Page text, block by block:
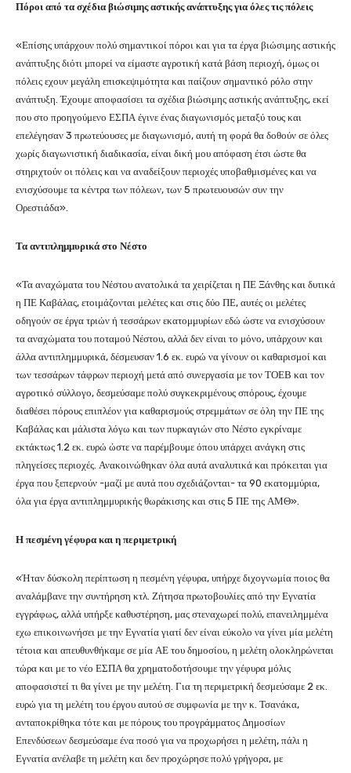
Πόροι από τα σχέδια βιώσιμης αστικής ανάπτυξης για όλες τις πόλεις
«Επίσης υπάρχουν πολύ σημαντικοί πόροι και για τα έργα βιώσιμης αστικής
ανάπτυξης διότι μπορεί να είμαστε αγροτική κατά βάση περιοχή, όμως οι
πόλεις εχουν μεγάλη επισκεψιμότητα και παίζουν σημαντικό ρόλο στην
ανάπτυξη. Έχουμε αποφασίσει τα σχέδια βιώσιμης αστικής ανάπτυξης, εκεί
που στο προηγούμενο ΕΣΠΑ έγινε ένας διαγωνισμός μεταξύ τους και
επελέγησαν 3 πρωτεύουσες με διαγωνισμό, αυτή τη φορά θα δοθούν σε όλες
χωρίς διαγωνιστική διαδικασία, είναι δική μου απόφαση έτσι ώστε θα
στηριχτούν οι πόλεις και να αναδείξουν περιοχές υποβαθμισμένες και να
ενισχύσουμε τα κέντρα των πόλεων, των 5 πρωτευουσών συν την
Ορεστιάδα».
Τα αντιπλημμυρικά στο Νέστο
«Τα αναχώματα του Νέστου ανατολικά τα χειρίζεται η ΠΕ Ξάνθης και δυτικά
η ΠΕ Καβάλας, ετοιμάζονται μελέτες και στις δύο ΠΕ, αυτές οι μελέτες
οδηγούν σε έργα τριών ή τεσσάρων εκατομμυρίων εδώ ώστε να ενισχύσουν
τα αναχώματα του ποταμού Νέστου, αλλά δεν είναι το μόνο, υπάρχουν και
άλλα αντιπλημμυρικά, δέσμευσαν 1.6 εκ. ευρώ να γίνουν οι καθαρισμοί και
των τεσσάρων τάφρων περιοχή μετά από συνεργασία με τον ΤΟΕΒ και τον
αγροτικό σύλλογο, δεσμεύσαμε πολύ συγκεκριμένους σπόρους, έχουμε
διαθέσει πόρους επιπλέον για καθαρισμούς στρεμμάτων σε όλη την ΠΕ της
Καβάλας και μάλιστα λόγω και των πυρκαγιών στο Νέστο εγκρίναμε
εκτάκτως 1.2 εκ. ευρώ ώστε να παρέμβουμε όπου υπάρχει ανάγκη στις
πληγείσες περιοχές. Ανακοινώθηκαν όλα αυτά αναλυτικά και πρόκειται για
έργα που ξεπερνούν -μαζί με αυτά που σχεδιάζονται- τα 90 εκατομμύρια,
όλα για έργα αντιπλημμυρικής θωράκισης και στις 5 ΠΕ της ΑΜΘ».
Η πεσμένη γέφυρα και η περιμετρική
«Ήταν δύσκολη περίπτωση η πεσμένη γέφυρα, υπήρχε διχογνωμία ποιος θα
αναλάμβανε την συντήρηση κτλ. Ζήτησα πρωτοβουλίες από την Εγνατία
εγγράφως, αλλά υπήρξε καθυστέρηση, μας στεναχωρεί πολύ, επανειλημμένα
εχω επικοινωνήσει με την Εγνατία γιατί δεν είναι εύκολο να γίνει μία μελέτη
τέτοια και απευθυνθήκαμε σε μία ΑΕ του δημοσίου, η μελέτη ολοκληρώνεται
τώρα και με το νέο ΕΣΠΑ θα χρηματοδοτήσουμε την γέφυρα μόλις
αποφασιστεί τι θα γίνει με την μελέτη. Για τη περιμετρική δεσμεύσαμε 2 εκ.
ευρώ για τη μελέτη του έργου αυτού σε συμφωνία με την κ. Τσανάκα,
ανταποκρίθηκα τότε και με πόρους του προγράμματος Δημοσίων
Επενδύσεων δεσμεύσαμε ένα ποσό για να προχωρήσει η μελέτη, πάλι η
Εγνατία ανέλαβε τη μελέτη και δεν προχώρησε πολύ γρήγορα, με